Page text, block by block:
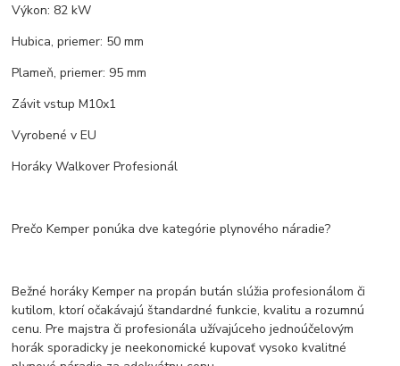
Výkon: 82 kW
Hubica, priemer: 50 mm
Plameň, priemer: 95 mm
Závit vstup M10x1
Vyrobené v EU
Horáky Walkover Profesionál
Prečo Kemper ponúka dve kategórie plynového náradie?
Bežné horáky Kemper na propán bután slúžia profesionálom či
kutilom, ktorí očakávajú štandardné funkcie, kvalitu a rozumnú
cenu. Pre majstra či profesionála užívajúceho jednoúčelovým
horák sporadicky je neekonomické kupovať vysoko kvalitné